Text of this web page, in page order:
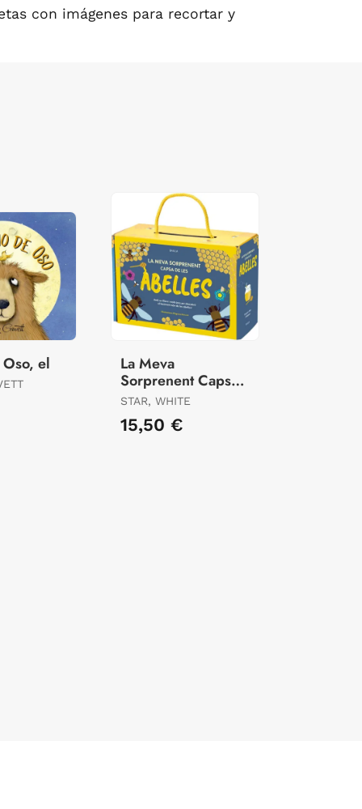
con imágenes para recortar y
el
La Meva
Sorprenent Capsa
de les Abelles
STAR, WHITE
15,50 €